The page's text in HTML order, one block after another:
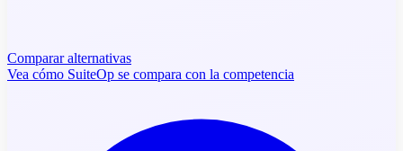
Comparar alternativas
Vea cómo SuiteOp se compara con la competencia